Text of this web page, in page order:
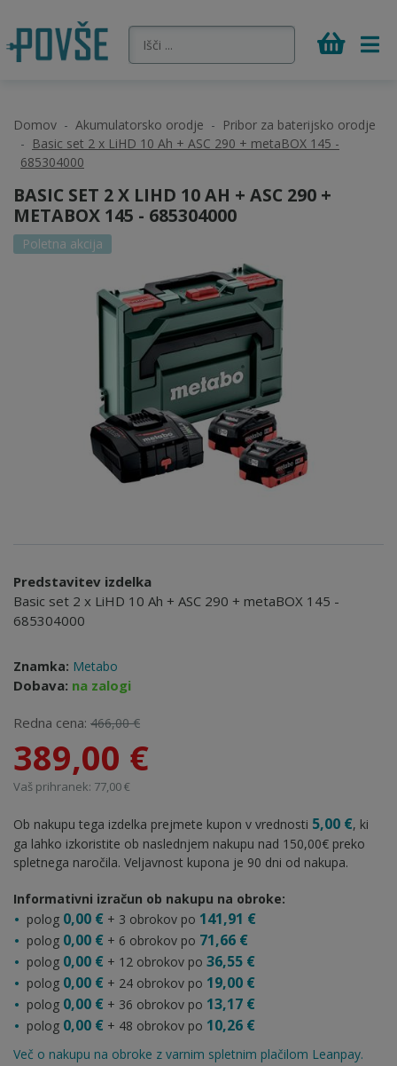
Domov Akumulatorsko orodje
Pribor za baterijsko orodje
Basic set 2 x LiHD 10 Ah + ASC 290 + metaBOX 145 -
685304000
BASIC SET 2 X LIHD 10 AH + ASC 290 +
METABOX 145 - 685304000
Poletna akcija
Predstavitev izdelka
Basic set 2 x LiHD 10 Ah + ASC 290 + metaBOX 145 -
685304000
Znamka: Metabo
Dobava: na zalogi
Redna cena: 466,00 €
389,00 €
Vaš prihranek: 77,00 €
Ob nakupu tega izdelka prejmete kupon v vrednosti 5,00 €, ki
ga lahko izkoristite ob naslednjem nakupu nad 150,00€ preko
spletnega naročila. Veljavnost kupona je 90 dni od nakupa.
Informativni izračun ob nakupu na obroke:
polog 0,00 € + 3 obrokov po 141,91 €
polog 0,00 € + 6 obrokov po 71,66 €
polog 0,00 € + 12 obrokov po 36,55 €
polog 0,00 € + 24 obrokov po 19,00 €
polog 0,00 € + 36 obrokov po 13,17 €
polog 0,00 € + 48 obrokov po 10,26 €
Več o nakupu na obroke z varnim spletnim plačilom Leanpay.